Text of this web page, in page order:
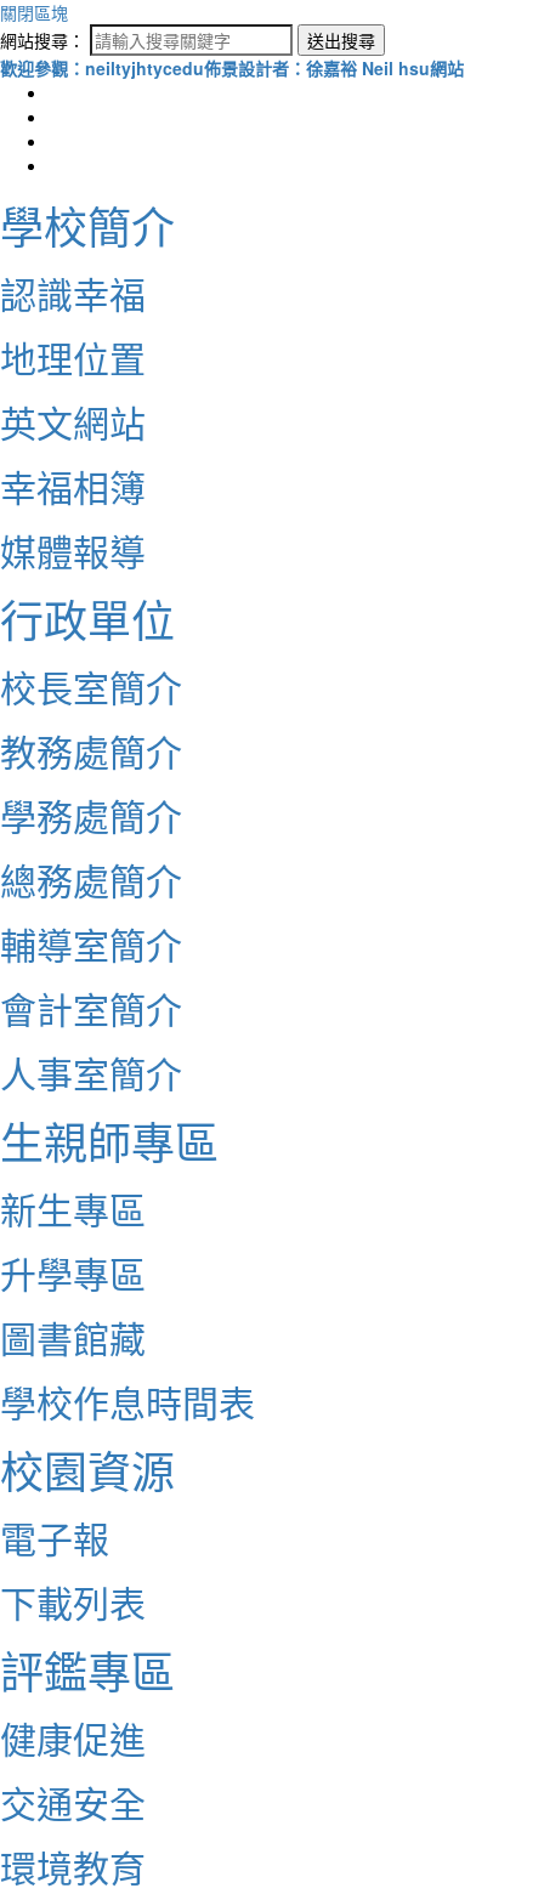
關閉區塊
網站搜尋：
送出搜尋
歡迎參觀：neiltyjhtycedu佈景設計者：徐嘉裕 Neil hsu網站
學校簡介
認識幸福
地理位置
英文網站
幸福相簿
媒體報導
行政單位
校長室簡介
教務處簡介
學務處簡介
總務處簡介
輔導室簡介
會計室簡介
人事室簡介
生親師專區
新生專區
升學專區
圖書館藏
學校作息時間表
校園資源
電子報
下載列表
評鑑專區
健康促進
交通安全
環境教育